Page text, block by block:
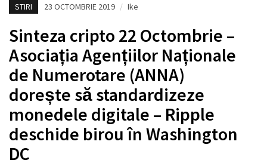
STIRI 23 OCTOMBRIE 2019 / Ike
Sinteza cripto 22 Octombrie –
Asociația Agențiilor Naționale
de Numerotare (ANNA)
dorește să standardizeze
monedele digitale – Ripple
deschide birou în Washington
DC